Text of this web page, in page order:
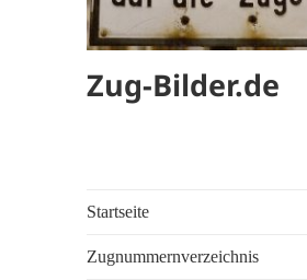
Zug-Bilder.de
Startseite
Zugnummernverzeichnis